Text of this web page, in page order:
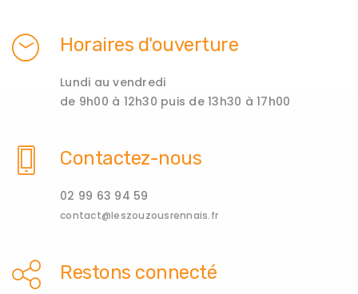
Horaires d'ouverture
Lundi au vendredi
de 9h00 à 12h30 puis de 13h30 à 17h00
Contactez-nous
02 99 63 94 59
contact@leszouzousrennais.fr
Restons connecté